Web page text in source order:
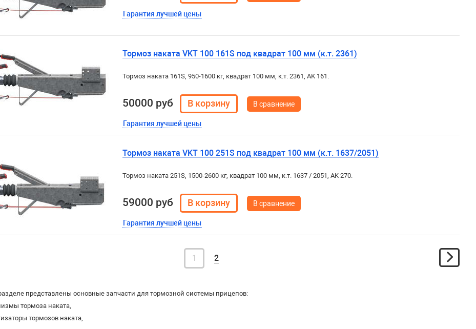
Гарантия лучшей цены
Тормоз наката VKT 100 161S под квадрат 100 мм (к.т. 2361)
Тормоз наката 161S, 950-1600 кг, квадрат 100 мм, к.т. 2361, AK 161.
50000 руб
Гарантия лучшей цены
В сравнение
Тормоз наката VKT 100 251S под квадрат 100 мм (к.т. 1637/2051)
Тормоз наката 251S, 1500-2600 кг, квадрат 100 мм, к.т. 1637 / 2051, AK 270.
59000 руб
Гарантия лучшей цены
В сравнение
1 2
представлены основные запчасти для тормозной системы прицепов:
тормоза наката,
тормозов наката,